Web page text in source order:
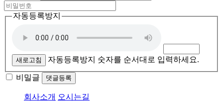
자동등록방지
새로고침 자동등록방지 숫자를 순서대로 입력하세요.
비밀글 댓글등록
회사소개 오시는길